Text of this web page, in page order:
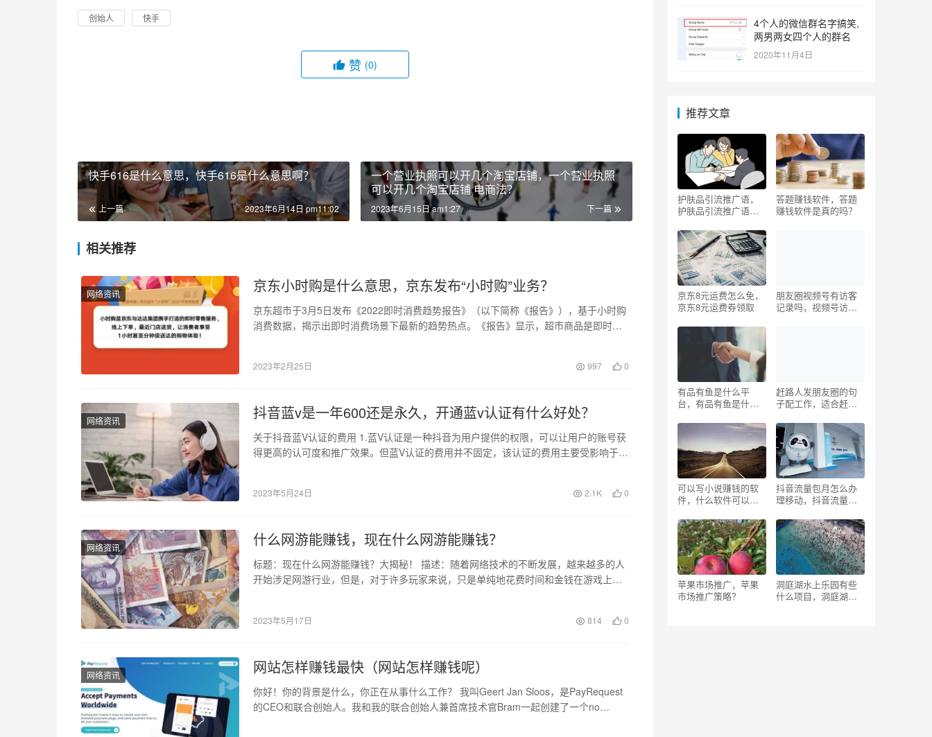
创始人 快手
赞 (0)
快手616是什么意思，快手616是什么意思啊？
上一篇 2023年6月14日 pm11:02
一个营业执照可以开几个淘宝店铺，一个营业执照
可以开几个淘宝店铺 电商法？
下一篇
2023年6月15日 am1:27
相关推荐
网络资讯 京东小时购是什么意思，京东发布“小时购”业务？
京东超市于3月5日发布《2022即时消费趋势报告》（以下简称《报告》），基于小时购
消费数据，揭示出即时消费场景下最新的趋势热点。《报告》显示，超市商品是即时消
2023年2月25日 997 0
网络资讯 抖音蓝v是一年600还是永久，开通蓝v认证有什么好处？
关于抖音蓝V认证的费用 1.蓝V认证是一种抖音为用户提供的权限，可以让用户的账号获
得更高的认可度和推广效果。但蓝V认证的费用并不固定，该认证的费用主要受影响于蓝
2023年5月24日 2.1K 0
网络资讯 什么网游能赚钱，现在什么网游能赚钱？
标题：现在什么网游能赚钱？大揭秘！ 描述：随着网络技术的不断发展，越来越多的人
开始涉足网游行业，但是，对于许多玩家来说，只是单纯地花费时间和金钱在游戏上却
2023年5月17日 814 0
网络资讯 网站怎样赚钱最快（网站怎样赚钱呢）
你好！你的背景是什么，你正在从事什么工作？ 我叫Geert Jan Sloos，是PayRequest
的CEO和联合创始人。我和我的联合创始人兼首席技术官Bram一起创建了一个no…
4个人的微信群名字搞笑,
两男两女四个人的群名
2020年11月4日
推荐文章
护肤品引流推广语，
护肤品引流推广语怎
答题赚钱软件，答题
赚钱软件是真的吗？
京东8元运费怎么免，
京东8元运费券领取
朋友圈视频号有访客
记录吗，视频号访客
有品有鱼是什么平
台，有品有鱼是什么
赶路人发朋友圈的句
子配工作，适合赶路
可以写小说赚钱的软
件，什么软件可以写
抖音流量包月怎么办
理移动，抖音流量包
餐？
苹果市场推广，苹果
市场推广策略？
洞庭湖水上乐园有些
什么项目，洞庭湖水